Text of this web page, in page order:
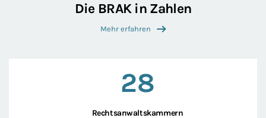
Die BRAK in Zahlen
Mehr erfahren
28
Rechtsanwaltskammern